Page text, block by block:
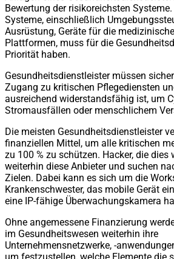
Bewertung der risikoreichsten
Systeme, einschließlich
Ausrüstung, Geräte für die
Plattformen, muss für die
Priorität haben.
Gesundheitsdienstleister müssen
Zugang zu kritischen Pflegediensten
ausreichend widerstandsfähig ist, um
Stromausfällen oder menschlichem
Die meisten Gesundheitsdienstleister
finanziellen Mittel, um alle kritischen
zu 100 % zu schützen. Hacker, die dies
weiterhin diese Anbieter und suchen
Zielen. Dabei kann es sich um die
Krankenschwester, das mobile Gerät
eine IP-fähige Überwachungskamera
Ohne angemessene Finanzierung
im Gesundheitswesen weiterhin ihre
Unternehmensnetzwerke, -